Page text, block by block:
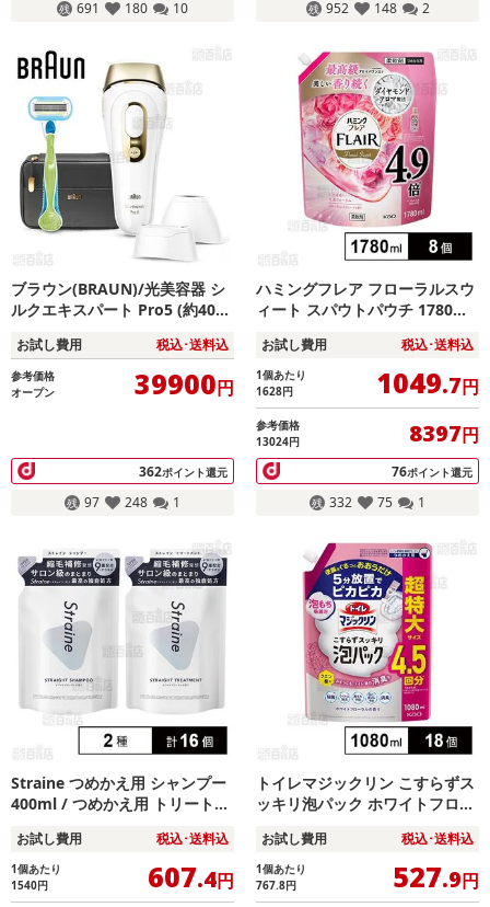
691 180 10 952 148 2
ブラウン(BRAUN)/光美容器 シ
ルクエキスパート Pro5 (約40万
付)/PL5243
お試し費用 税込･送料込
参考価格
オープン
39900円
362ポイント還元
97 248 1
ハミングフレア フローラルスウ
ィート スパウトパウチ 1780ml
用
お試し費用 税込･送料込
1個あたり
1628円 1049.7円
参考価格
13024円
8397円
76ポイント還元
332 75 1
Straine つめかえ用 シャンプー
400ml / つめかえ用 トリートメ
お試し費用 税込･送料込
1個あたり
1540円 607.4円
トイレマジックリン こすらずス
ッキリ泡パック ホワイトフロー
※商品改廃に伴う特別お試し費
用
お試し費用 税込･送料込
1個あたり
767.8円 527.9円